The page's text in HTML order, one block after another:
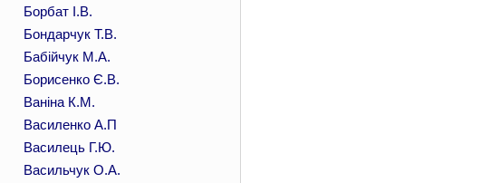
Борбат І.В.
Бондарчук Т.В.
Бабійчук М.А.
Борисенко Є.В.
Ваніна К.М.
Василенко А.П
Василець Г.Ю.
Васильчук О.А.